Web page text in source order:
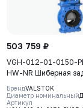
503 759 ₽
VGH-012-01-0150-
HW-NR Шиберная
Valstok, серия VGH,
штурвал, выдвижной
GJS-500-7 (GGG50),
БрендVALSTOK
Диаметр номинальный
Артикул